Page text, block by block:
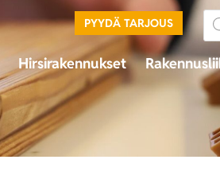
PYYDÄ TARJOUS
Hirsirakennukset